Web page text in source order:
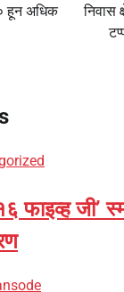
हून अधिक
निवास
फाइव्ह जी’